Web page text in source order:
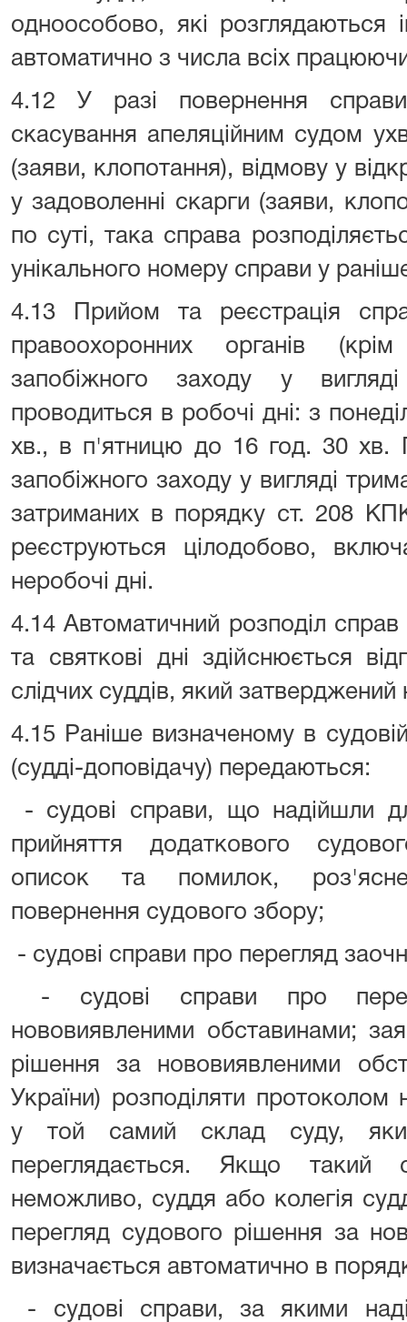
одноособово, які
автоматично з числа всіх
4.12 У разі повернення
скасування апеляційним судом
(заяви, клопотання), відмову у
у задоволенні скарги (заяви,
по суті, така справа
унікального номеру справи у
4.13 Прийом та реєстрація
правоохоронних органів
запобіжного заходу у
проводиться в робочі дні: з
хв., в п'ятницю до 16 год. 30 хв.
запобіжного заходу у вигляді
затриманих в порядку ст. 208
реєструються цілодобово,
неробочі дні.
4.14 Автоматичний розподіл справ
та святкові дні здійснюється
слідчих суддів, який
4.15 Раніше визначеному в
(судді-доповідачу) передаються:
- судові справи, що надійшли
прийняття додаткового
описок та помилок,
повернення судового збору;
- судові справи про перегляд
- судові справи про
нововиявленими обставинами;
рішення за нововиявленими
України) розподіляти протоколом
у той самий склад суду,
переглядається. Якщо такий
неможливо, суддя або колегія
перегляд судового рішення за
визначається автоматично в
- судові справи, за якими